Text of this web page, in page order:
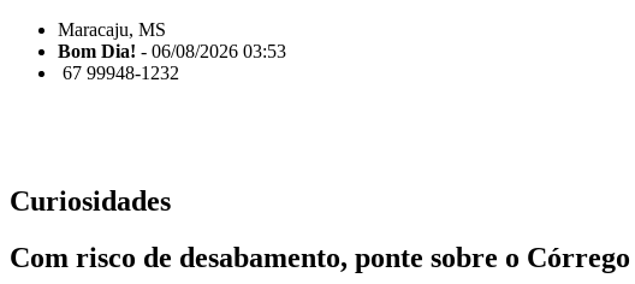
Maracaju, MS
Bom Dia! - 06/08/2026 03:53
67 99948-1232
Curiosidades
Com risco de desabamento, ponte sobre o